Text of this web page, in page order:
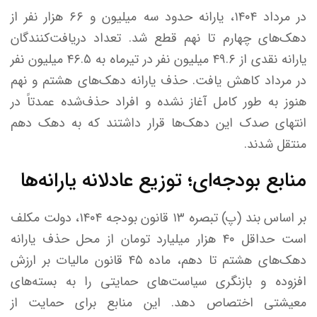
در مرداد ۱۴۰۴، یارانه حدود سه میلیون و ۶۶ هزار نفر از
دهک‌های چهارم تا نهم قطع شد. تعداد دریافت‌کنندگان
یارانه نقدی از ۴۹.۶ میلیون نفر در تیرماه به ۴۶.۵ میلیون نفر
در مرداد کاهش یافت. حذف یارانه دهک‌های هشتم و نهم
هنوز به طور کامل آغاز نشده و افراد حذف‌شده عمدتاً در
انتهای صدک این دهک‌ها قرار داشتند که به دهک دهم
منتقل شدند.
منابع بودجه‌ای؛ توزیع عادلانه یارانه‌ها
بر اساس بند (پ) تبصره ۱۳ قانون بودجه ۱۴۰۴، دولت مکلف
است حداقل ۴۰ هزار میلیارد تومان از محل حذف یارانه
دهک‌های هشتم تا دهم، ماده ۴۵ قانون مالیات بر ارزش
افزوده و بازنگری سیاست‌های حمایتی را به بسته‌های
معیشتی اختصاص دهد. این منابع برای حمایت از